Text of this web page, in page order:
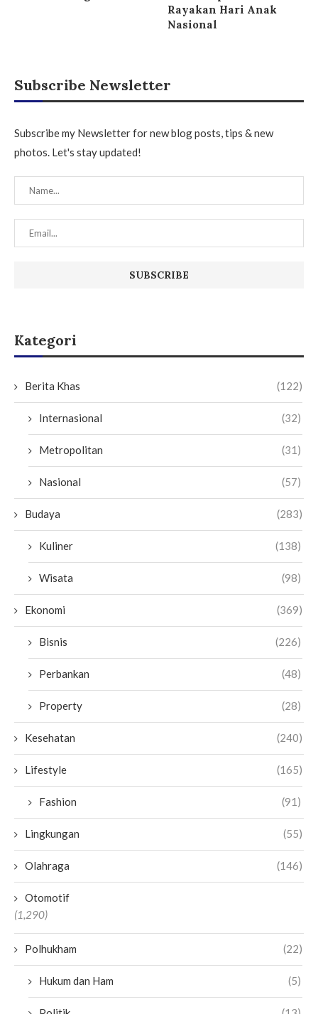
Rayakan Hari Anak
Nasional
Subscribe Newsletter
Subscribe my Newsletter for new blog posts, tips & new
photos. Let's stay updated!
Kategori
Berita Khas (122)
Internasional (32)
Metropolitan (31)
Nasional (57)
Budaya (283)
Kuliner (138)
Wisata (98)
Ekonomi (369)
Bisnis (226)
Perbankan (48)
Property (28)
Kesehatan (240)
Lifestyle (165)
Fashion (91)
Lingkungan (55)
Olahraga (146)
Otomotif
(1,290)
Polhukham (22)
Hukum dan Ham (5)